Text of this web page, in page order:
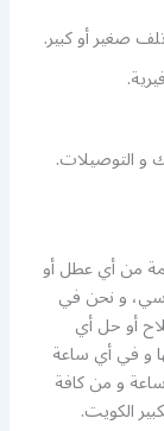
صغير أو كبير.
و التوصيلات.
من أي عطل أو
و نحن في
أو حل أي
و في أي ساعة
كانت، بإمكانكم طلبنا في أي وقت و على مدار 24 ساعة و من كافة
الكويت.